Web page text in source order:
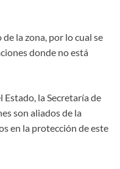
la zona, por lo cual se
donde no está
la Secretaría de
son aliados de la
en la protección de este